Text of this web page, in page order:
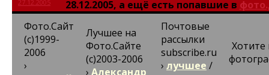
27.12.2005
28.12.2005, а ещё есть попавшие в
Фото.Сайт
(c)1999-
2006
›
Лучшее на
Фото.Сайте
(c)2003-2006
› Александр
Почтовые
рассылки
subscribe.ru
› лучшее /
Хотите